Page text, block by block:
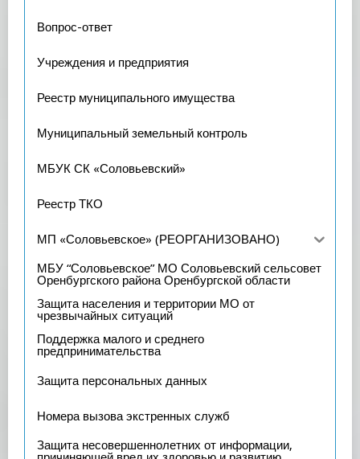
Вопрос-ответ
Учреждения и предприятия
Реестр муниципального имущества
Муниципальный земельный контроль
МБУК СК «Соловьевский»
Реестр ТКО
МП «Соловьевское» (РЕОРГАНИЗОВАНО)
МБУ “Соловьевское” МО Соловьевский сельсовет
Оренбургского района Оренбургской области
Защита населения и территории МО от
чрезвычайных ситуаций
Поддержка малого и среднего
предпринимательства
Защита персональных данных
Номера вызова экстренных служб
Защита несовершеннолетних от информации,